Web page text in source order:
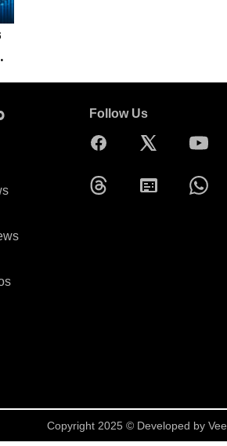
Follow Us
Copyright 2025 © Developed by